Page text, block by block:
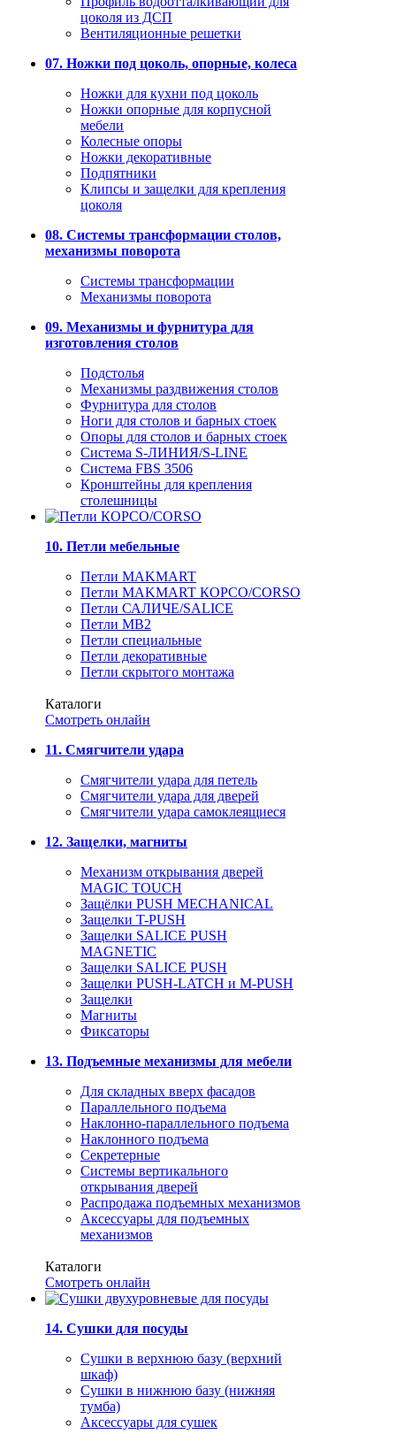
цоколя из ДСП
Вентиляционные решетки
07. Ножки под цоколь, опорные, колеса
Ножки для кухни под цоколь
Ножки опорные для корпусной
мебели
Колесные опоры
Ножки декоративные
Подпятники
Клипсы и защелки для крепления
цоколя
08. Системы трансформации столов,
механизмы поворота
Системы трансформации
Механизмы поворота
09. Механизмы и фурнитура для
изготовления столов
Подстолья
Механизмы раздвижения столов
Фурнитура для столов
Ноги для столов и барных стоек
Опоры для столов и барных стоек
Система S-ЛИНИЯ/S-LINE
Система FBS 3506
Кронштейны для крепления
столешницы
10. Петли мебельные
Петли MAKMART
Петли MAKMART КОРСО/CORSO
Петли САЛИЧЕ/SALICE
Петли MB2
Петли специальные
Петли декоративные
Петли скрытого монтажа
Каталоги
Смотреть онлайн
11. Смягчители удара
Смягчители удара для петель
Смягчители удара для дверей
Cмягчители удара самоклеящиеся
12. Защелки, магниты
Механизм открывания дверей
MAGIC TOUCH
Защёлки PUSH MECHANICAL
Защелки T-PUSH
Защелки SALICE PUSH
MAGNETIC
Защелки SALICE PUSH
Защелки PUSH-LATCH и M-PUSH
Защелки
Магниты
Фиксаторы
13. Подъемные механизмы для мебели
Для складных вверх фасадов
Параллельного подъема
Наклонно-параллельного подъема
Наклонного подъема
Секретерные
Системы вертикального
открывания дверей
Распродажа подъемных механизмов
Аксессуары для подъемных
механизмов
Каталоги
Смотреть онлайн
14. Сушки для посуды
Сушки в верхнюю базу (верхний
шкаф)
Сушки в нижнюю базу (нижняя
тумба)
Аксессуары для сушек